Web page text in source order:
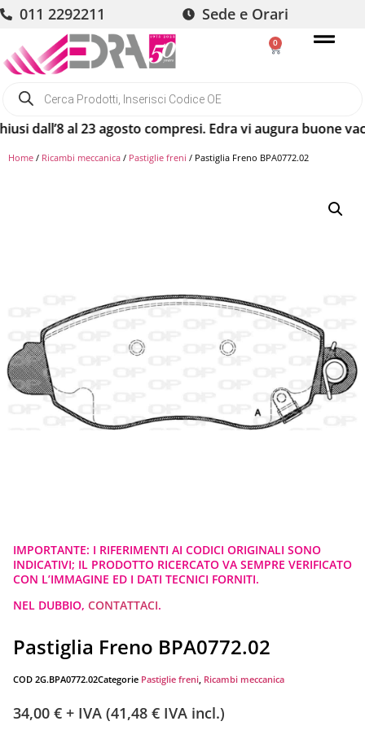
011 2292211 Sede e Orari
0
al 23 agosto compresi. Edra vi augura buone
Home / Ricambi meccanica / Pastiglie freni / Pastiglia Freno BPA0772.02
IMPORTANTE: I RIFERIMENTI AI CODICI ORIGINALI SONO
INDICATIVI; IL PRODOTTO RICERCATO VA SEMPRE VERIFICATO
CON L’IMMAGINE ED I DATI TECNICI FORNITI.
NEL DUBBIO, CONTATTACI.
Pastiglia Freno BPA0772.02
COD 2G.BPA0772.02Categorie Pastiglie freni, Ricambi meccanica
34,00 € + IVA (41,48 € IVA incl.)